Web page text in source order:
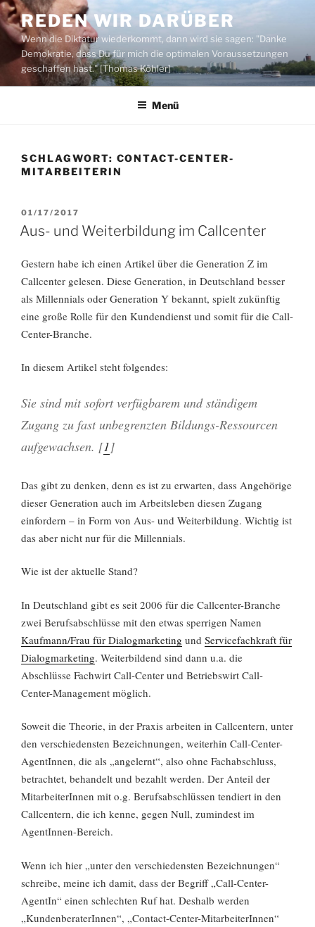
Zum
Inhalt
springen
REDEN WIR DARÜBER
Wenn die Diktatur wiederkommt, dann wird sie sagen: "Danke
Demokratie, dass Du für mich die optimalen Voraussetzungen
geschaffen hast." [Thomas Köhler]
Menü
SCHLAGWORT: CONTACT-CENTER-
MITARBEITERIN
VERÖFFENTLICHT
AM
01/17/2017
Aus- und Weiterbildung im Callcenter
Gestern habe ich einen Artikel über die Generation Z im
Callcenter gelesen. Diese Generation, in Deutschland besser
als Millennials oder Generation Y bekannt, spielt zukünftig
eine große Rolle für den Kundendienst und somit für die Call-
Center-Branche.
In diesem Artikel steht folgendes:
Sie sind mit sofort verfügbarem und ständigem
Zugang zu fast unbegrenzten Bildungs-Ressourcen
aufgewachsen. [1]
Das gibt zu denken, denn es ist zu erwarten, dass Angehörige
dieser Generation auch im Arbeitsleben diesen Zugang
einfordern – in Form von Aus- und Weiterbildung. Wichtig ist
das aber nicht nur für die Millennials.
Wie ist der aktuelle Stand?
In Deutschland gibt es seit 2006 für die Callcenter-Branche
zwei Berufsabschlüsse mit den etwas sperrigen Namen
Kaufmann/Frau für Dialogmarketing und Servicefachkraft für
Dialogmarketing. Weiterbildend sind dann u.a. die
Abschlüsse Fachwirt Call-Center und Betriebswirt Call-
Center-Management möglich.
Soweit die Theorie, in der Praxis arbeiten in Callcentern, unter
den verschiedensten Bezeichnungen, weiterhin Call-Center-
AgentInnen, die als „angelernt“, also ohne Fachabschluss,
betrachtet, behandelt und bezahlt werden. Der Anteil der
MitarbeiterInnen mit o.g. Berufsabschlüssen tendiert in den
Callcentern, die ich kenne, gegen Null, zumindest im
AgentInnen-Bereich.
Wenn ich hier „unter den verschiedensten Bezeichnungen“
schreibe, meine ich damit, dass der Begriff „Call-Center-
AgentIn“ einen schlechten Ruf hat. Deshalb werden
„KundenberaterInnen“, „Contact-Center-MitarbeiterInnen“